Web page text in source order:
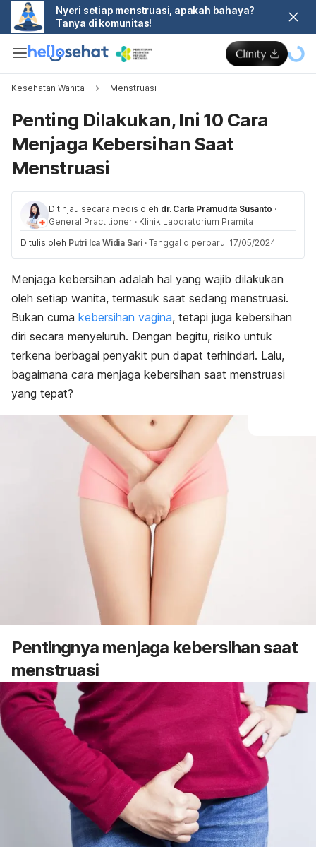
Nyeri setiap menstruasi, apakah bahaya?
Tanya di komunitas!
Kesehatan Wanita Menstruasi
Penting Dilakukan, Ini 10 Cara
Menjaga Kebersihan Saat
Menstruasi
Ditinjau secara medis oleh dr. Carla Pramudita Susanto ·
General Practitioner · Klinik Laboratorium Pramita
Ditulis oleh Putri Ica Widia Sari · Tanggal diperbarui 17/05/2024
Menjaga kebersihan adalah hal yang wajib dilakukan
oleh setiap wanita, termasuk saat sedang menstruasi.
Bukan cuma kebersihan vagina, tetapi juga kebersihan
diri secara menyeluruh. Dengan begitu, risiko untuk
terkena berbagai penyakit pun dapat terhindari. Lalu,
bagaimana cara menjaga kebersihan saat menstruasi
yang tepat?
Pentingnya menjaga kebersihan saat
menstruasi